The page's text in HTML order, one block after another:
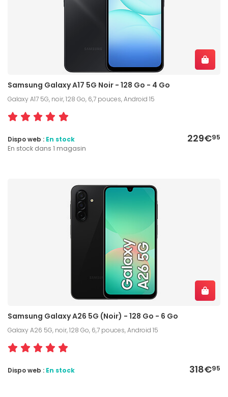
Samsung Galaxy A17 5G Noir - 128 Go - 4 Go
Galaxy A17 5G, noir, 128 Go, 6,7 pouces, Android 15
229€95
Dispo web : En stock
En stock dans 1 magasin
Samsung Galaxy A26 5G (Noir) - 128 Go - 6 Go
Galaxy A26 5G, noir, 128 Go, 6,7 pouces, Android 15
318€95
Dispo web : En stock